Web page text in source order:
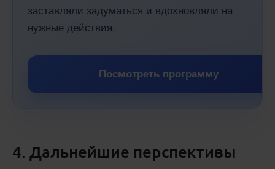
заставляли задуматься и вдохновляли на
нужные действия.
Посмотреть программу
4. Дальнейшие перспективы